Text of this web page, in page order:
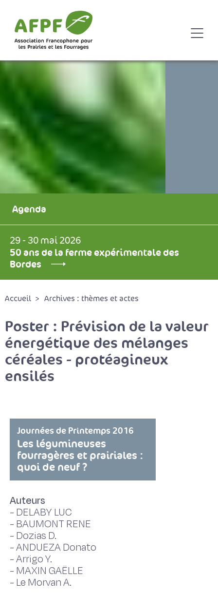
Agenda
29 - 30 mai 2026
50 ans de la ferme expérimentale des
Bordes
Accueil Archives : thèmes et actes
Poster : Prévision de la valeur
énergétique des mélanges
céréales - protéagineux
ensilés
Journées de Printemps 2016
Les légumineuses
fourragères et prairiales :
quoi de neuf ?
Auteurs
- DELABY LUC
- BAUMONT RENE
- Dozias D.
-ANDUEZA Donato
-Arrigo Y.
- MAXIN GAËLLE
- Le Morvan A.